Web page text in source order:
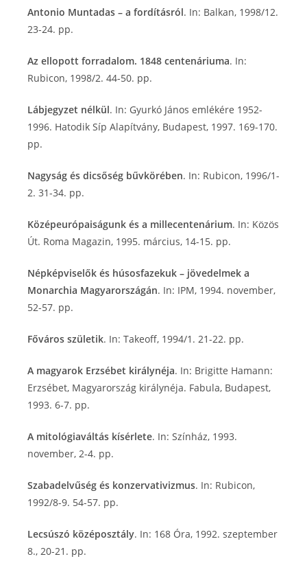
Antonio Muntadas – a fordításról. In: Balkan, 1998/12.
23-24. pp.
Az ellopott forradalom. 1848 centenáriuma. In:
Rubicon, 1998/2. 44-50. pp.
Lábjegyzet nélkül. In: Gyurkó János emlékére 1952-
1996. Hatodik Síp Alapítvány, Budapest, 1997. 169-170.
pp.
Nagyság és dicsőség bűvkörében. In: Rubicon, 1996/1-
2. 31-34. pp.
Középeurópaiságunk és a millecentenárium. In: Közös
Út. Roma Magazin, 1995. március, 14-15. pp.
Népképviselők és húsosfazekuk – jövedelmek a
Monarchia Magyarországán. In: IPM, 1994. november,
52-57. pp.
Főváros születik. In: Takeoff, 1994/1. 21-22. pp.
A magyarok Erzsébet királynéja. In: Brigitte Hamann:
Erzsébet, Magyarország királynéja. Fabula, Budapest,
1993. 6-7. pp.
A mitológiaváltás kísérlete. In: Színház, 1993.
november, 2-4. pp.
Szabadelvűség és konzervativizmus. In: Rubicon,
1992/8-9. 54-57. pp.
Lecsúszó középosztály. In: 168 Óra, 1992. szeptember
8., 20-21. pp.